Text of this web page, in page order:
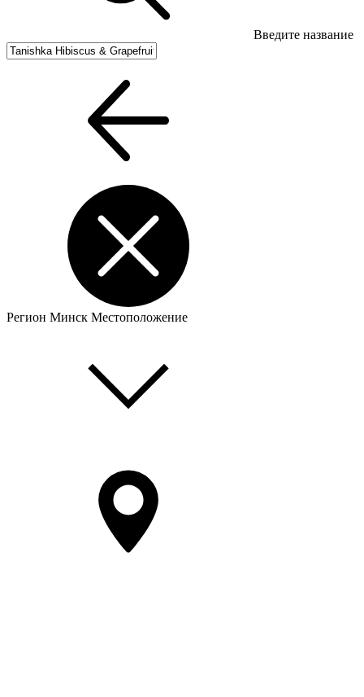
Введите название
Регион Минск Местоположение